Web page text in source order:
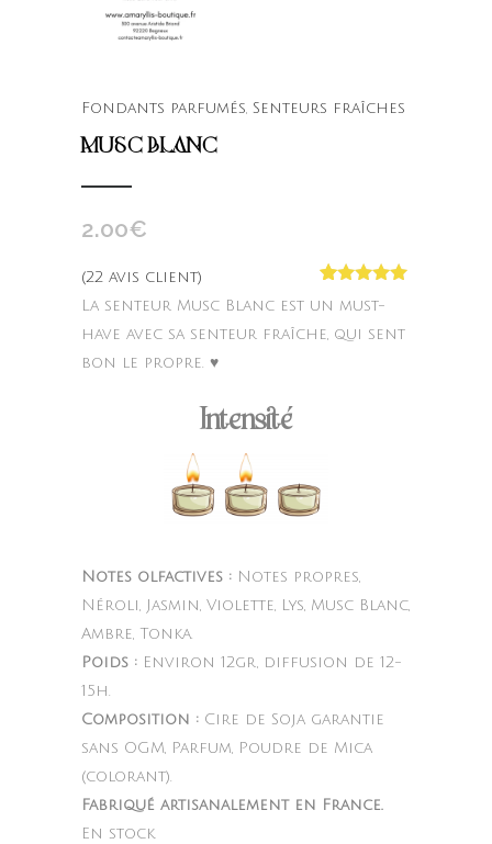
Fondants parfumés Senteurs fraîches
MUSC BLANC
2.00€
sur 5
basé sur
notations
(22 avis client)
La senteur Musc Blanc est un must-
have avec sa senteur fraîche, qui sent
bon le propre. ♥
Intensité
Notes olfactives : Notes propres,
Néroli, Jasmin, Violette, Lys, Musc Blanc,
Ambre, Tonka.
Poids : Environ 12gr, diffusion de 12-
15h.
Composition : Cire de Soja garantie
sans OGM, Parfum, Poudre de Mica
(colorant).
Fabriqué artisanalement en France.
En stock